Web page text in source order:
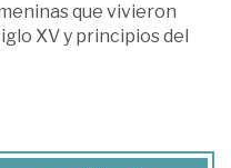
que vivieron
XV y principios del